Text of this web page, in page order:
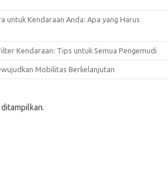
untuk Kendaraan Anda: Apa yang Harus
Kendaraan: Tips untuk Semua Pengemudi
Mobilitas Berkelanjutan